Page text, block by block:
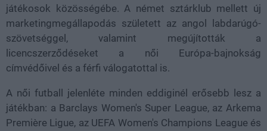
játékosok közösségébe. A német sztárklub mellett új
marketingmegállapodás született az angol labdarúgó-
szövetséggel, valamint megújították a
licencszerződéseket a női Európa-bajnokság
címvédőivel és a férfi válogatottal is.
A női futball jelenléte minden eddiginél erősebb lesz a
játékban: a Barclays Women's Super League, az Arkema
Première Ligue, az UEFA Women's Champions League és